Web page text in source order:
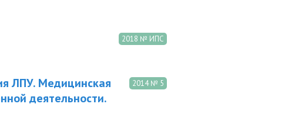
2018 № ИПС
2014 № 5
ЛПУ. Медицинская
деятельности.